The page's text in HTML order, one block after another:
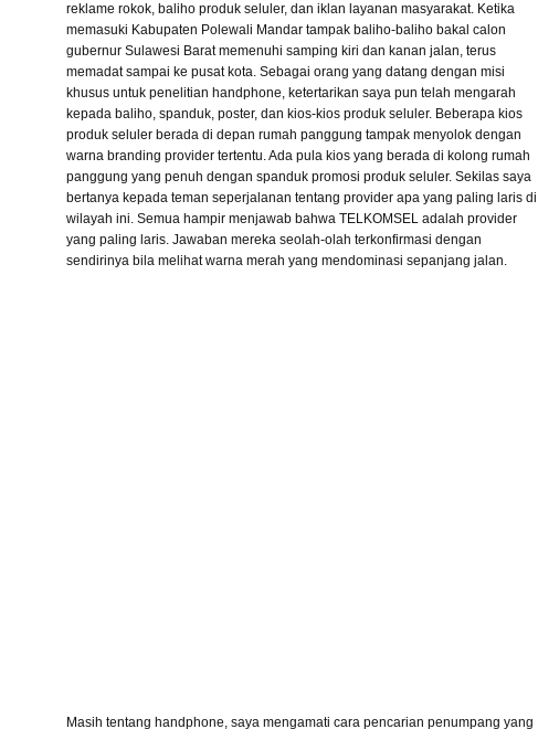
reklame rokok, baliho produk seluler, dan iklan layanan masyarakat. Ketika
memasuki Kabupaten Polewali Mandar tampak baliho-baliho bakal calon
gubernur Sulawesi Barat memenuhi samping kiri dan kanan jalan, terus
memadat sampai ke pusat kota. Sebagai orang yang datang dengan misi
khusus untuk penelitian handphone, ketertarikan saya pun telah mengarah
kepada baliho, spanduk, poster, dan kios-kios produk seluler. Beberapa kios
produk seluler berada di depan rumah panggung tampak menyolok dengan
warna branding provider tertentu. Ada pula kios yang berada di kolong rumah
panggung yang penuh dengan spanduk promosi produk seluler. Sekilas saya
bertanya kepada teman seperjalanan tentang provider apa yang paling laris di
wilayah ini. Semua hampir menjawab bahwa TELKOMSEL adalah provider
yang paling laris. Jawaban mereka seolah-olah terkonfirmasi dengan
sendirinya bila melihat warna merah yang mendominasi sepanjang jalan.
Masih tentang handphone, saya mengamati cara pencarian penumpang yang